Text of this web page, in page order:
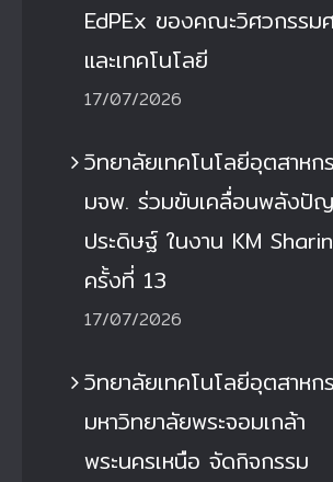
EdPEx ของคณะวิศวกรรม
และเทคโนโลยี
17/07/2026
วิทยาลัยเทคโนโลยีอุตสาหก
มจพ. ร่วมขับเคลื่อนพลังปั
ประดิษฐ์ ในงาน KM
ครั้งที่ 13
17/07/2026
วิทยาลัยเทคโนโลยีอุตสาหก
มหาวิทยาลัยพระจอมเกล้า
พระนครเหนือ จัดกิจกรรม